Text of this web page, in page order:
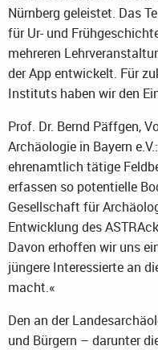
Nürnberg geleistet. Das
für Ur- und
mehreren
der App entwickelt. Für
Instituts haben wir den
Prof. Dr. Bernd Päffgen,
Archäologie in Bayern
ehrenamtlich tätige
erfassen so potentielle
Gesellschaft für
Entwicklung des
Davon erhoffen wir uns
jüngere Interessierte an
macht.«
Den an der
und Bürgern – darunter